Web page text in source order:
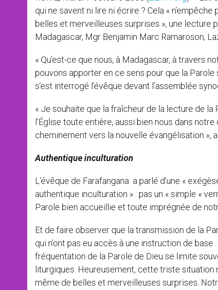
qui ne savent ni lire ni écrire ? Cela «
belles et merveilleuses surprises », une lecture
Madagascar, Mgr Benjamin Marc Ramaroson,
« Qu’est-ce que nous, à Madagascar, à travers
pouvons apporter en ce sens pour que la
s’est interrogé l’évêque devant l’assemblée
« Je souhaite que la fraîcheur de la lecture de
l’Église toute entière, aussi bien nous dans
cheminement vers la nouvelle évangélisation »,
Authentique inculturation
L’évêque de Farafangana a parlé d’une «
authentique inculturation » : pas un « simple «
Parole bien accueillie et toute imprégnée de
Et de faire observer que la transmission de la
qui n’ont pas eu accès à une instruction de
fréquentation de la Parole de Dieu se limite
liturgiques. Heureusement, cette triste situation
même de belles et merveilleuses surprises.